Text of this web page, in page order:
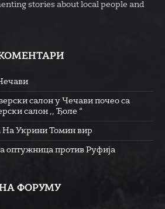
stories about local people and
салон у Чечави почео са
салон ,, Ђоле “
На Укрини Томин вир
оптужница против Руфија
ФОРУМУ